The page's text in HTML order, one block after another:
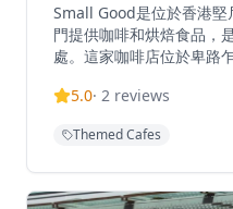
Small Good是位於香港
門提供咖啡和烘焙食品，
處。這家咖啡店位於卑路
心製作，確保呈現最佳的
營造了舒適的社區氛圍，
還是與朋友共度悠閒時光
5.0· 2 reviews
Themed Cafes